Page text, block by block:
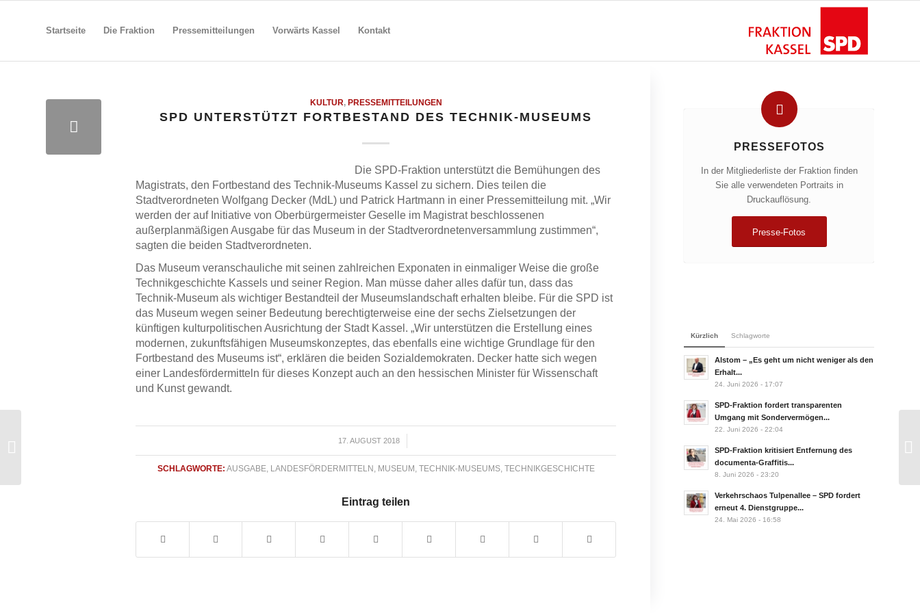
Startseite Die Fraktion Pressemitteilungen Vorwärts Kassel Kontakt
KULTUR, PRESSEMITTEILUNGEN
SPD UNTERSTÜTZT FORTBESTAND DES TECHNIK-MUSEUMS
Die SPD-Fraktion unterstützt die Bemühungen des
Magistrats, den Fortbestand des Technik-Museums Kassel zu sichern. Dies teilen die
Stadtverordneten Wolfgang Decker (MdL) und Patrick Hartmann in einer Pressemitteilung mit. „Wir
werden der auf Initiative von Oberbürgermeister Geselle im Magistrat beschlossenen
außerplanmäßigen Ausgabe für das Museum in der Stadtverordnetenversammlung zustimmen“,
sagten die beiden Stadtverordneten.
Das Museum veranschauliche mit seinen zahlreichen Exponaten in einmaliger Weise die große
Technikgeschichte Kassels und seiner Region. Man müsse daher alles dafür tun, dass das
Technik-Museum als wichtiger Bestandteil der Museumslandschaft erhalten bleibe. Für die SPD ist
das Museum wegen seiner Bedeutung berechtigterweise eine der sechs Zielsetzungen der
künftigen kulturpolitischen Ausrichtung der Stadt Kassel. „Wir unterstützen die Erstellung eines
modernen, zukunftsfähigen Museumskonzeptes, das ebenfalls eine wichtige Grundlage für den
Fortbestand des Museums ist“, erklären die beiden Sozialdemokraten. Decker hatte sich wegen
einer Landesfördermitteln für dieses Konzept auch an den hessischen Minister für Wissenschaft
und Kunst gewandt.
17. AUGUST 2018
/
SCHLAGWORTE: AUSGABE, LANDESFÖRDERMITTELN MUSEUM TECHNIK-MUSEUMS, TECHNIKGESCHICHTE
Eintrag teilen
PRESSEFOTOS
In der Mitgliederliste der Fraktion finden
Sie alle verwendeten Portraits in
Druckauflösung.
Presse-Fotos
Kürzlich Schlagworte
Alstom – „Es geht um nicht weniger als den
Erhalt...
24. Juni 2026 - 17:07
SPD-Fraktion fordert transparenten
Umgang mit Sondervermögen...
22. Juni 2026 - 22:04
SPD-Fraktion kritisiert Entfernung des
documenta-Graffitis...
8. Juni 2026 - 23:20
Verkehrschaos Tulpenallee – SPD fordert
erneut 4. Dienstgruppe...
24. Mai 2026 - 16:58